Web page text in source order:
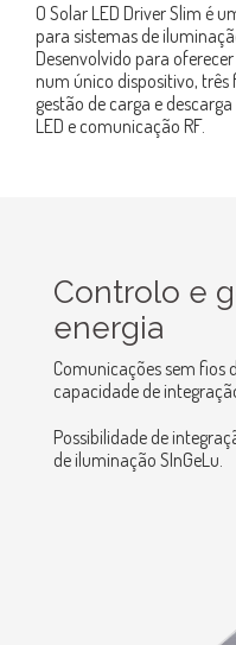
O Solar LED Driver Slim é
para sistemas de
Desenvolvido para
num único dispositivo, três
gestão de carga e
LED e comunicação RF.
Controlo e
energia
Comunicações sem fios
capacidade de
Possibilidade de
de iluminação SInGeLu.